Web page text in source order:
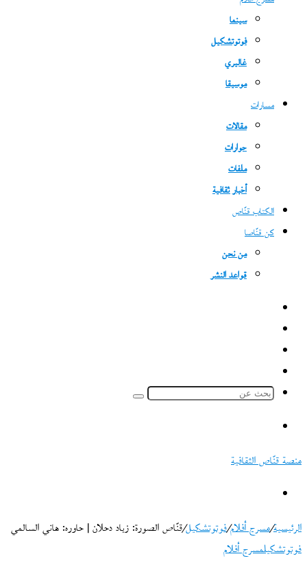
سينما
فوتوتشكيل
غاليري
موسيقا
مسارات
مقالات
حوارات
ملفات
أخبار ثقافية
الكتاب قنّاص
كن قنّاصا
من نحن
قواعد النشر
الموقع
منصة قنّاص الثقافية
الرئيسية/مسرح أفلام/فوتوتشكيل/قنّاص الصورة: زياد دحلان | حاوره: هاني السالمي
فوتوتشكيلمسرح أفلام